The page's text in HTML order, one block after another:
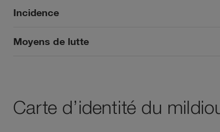
Incidence
Moyens de lutte
Carte d’identité du